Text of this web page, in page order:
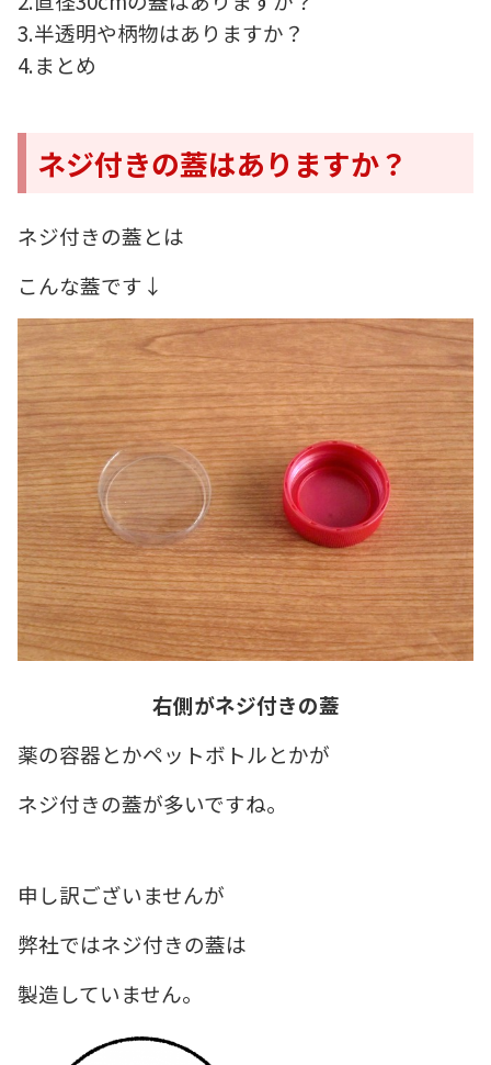
3.半透明や柄物はありますか？
4.まとめ
ネジ付きの蓋はありますか？
ネジ付きの蓋とは
こんな蓋です↓
右側がネジ付きの蓋
薬の容器とかペットボトルとかが
ネジ付きの蓋が多いですね。
申し訳ございませんが
弊社ではネジ付きの蓋は
製造していません。